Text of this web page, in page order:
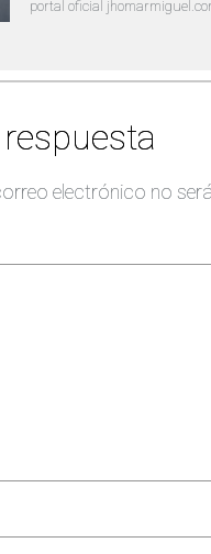
portal oficial
electrónico no